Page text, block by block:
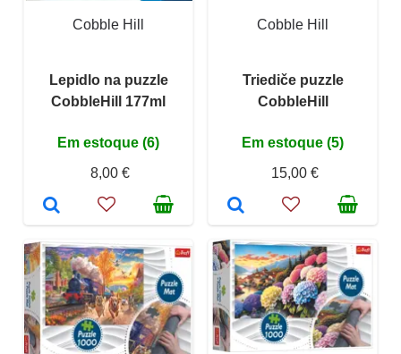
Cobble Hill
Lepidlo na puzzle
CobbleHill 177ml
Em estoque (6)
8,00 €
Cobble Hill
Triediče puzzle
CobbleHill
Em estoque (5)
15,00 €